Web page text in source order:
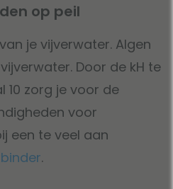
op peil
je vijverwater. Algen
Door de kH te
zorg je voor de
voor
een te veel aan
.